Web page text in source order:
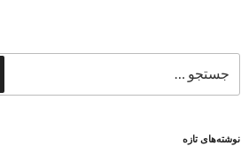
برای
نوشته‌های تازه